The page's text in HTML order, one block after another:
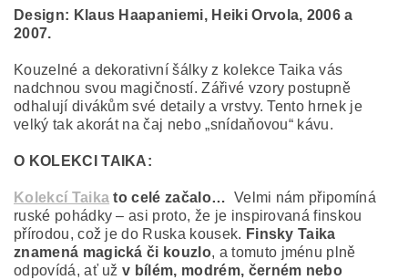
Design: Klaus Haapaniemi, Heiki Orvola, 2006 a
2007.
Kouzelné a dekorativní šálky z kolekce Taika vás
nadchnou svou magičností. Zářivé vzory postupně
odhalují divákům své detaily a vrstvy. Tento hrnek je
velký tak akorát na čaj nebo „snídaňovou“ kávu.
O KOLEKCI TAIKA:
Kolekcí Taika to celé začalo… Velmi nám připomíná
ruské pohádky – asi proto, že je inspirovaná finskou
přírodou, což je do Ruska kousek. Finsky Taika
znamená magická či kouzlo, a tomuto jménu plně
odpovídá, ať už v bílém, modrém, černém nebo